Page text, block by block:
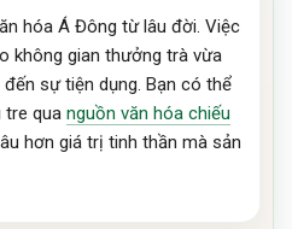
hóa Á Đông từ lâu đời. Việc
không gian thưởng trà vừa
sự tiện dụng. Bạn có thể
tre qua nguồn văn hóa chiếu
hơn giá trị tinh thần mà sản